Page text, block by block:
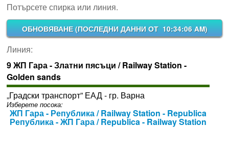
Потърсете спирка или линия.
ОБНОВЯВАНЕ (ПОСЛЕДНИ ДАННИ ОТ 10:34:06 AM)
Линия:
9 ЖП Гара - Златни пясъци / Railway Station -
Golden sands
„Градски транспорт” ЕАД - гр. Варна
Изберете посока:
ЖП Гара - Република / Railway Station - Republica
Република - ЖП Гара / Republica - Railway Station